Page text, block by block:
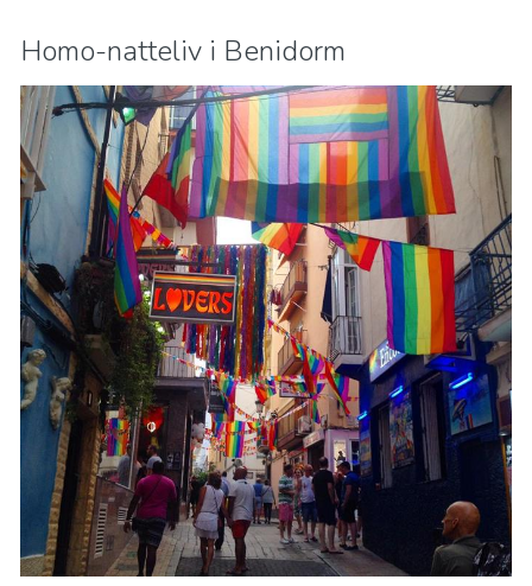
Homo-natteliv i Benidorm